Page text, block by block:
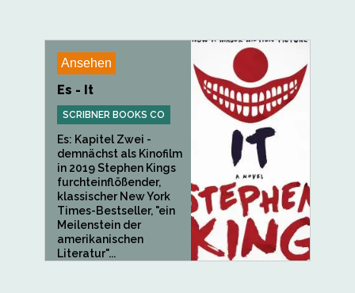
Ansehen
Es - It
SCRIBNER BOOKS CO
Es: Kapitel Zwei -
demnächst als Kinofilm
in 2019 Stephen Kings
furchteinflößender,
klassischer New York
Times-Bestseller, "ein
Meilenstein der
amerikanischen
Literatur"...